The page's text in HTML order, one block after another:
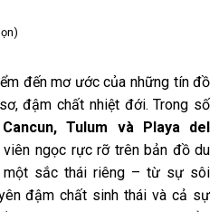
đến mơ ước của những tín đồ
đậm chất nhiệt đới. Trong số
Tulum và Playa del
ngọc rực rỡ trên bản đồ du
một sắc thái riêng – từ sự sôi
đậm chất sinh thái và cả sự